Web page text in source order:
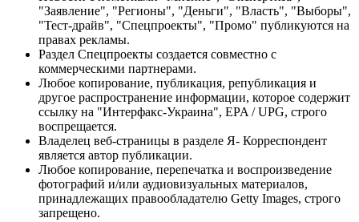
"Заявление", "Регионы", "Деньги", "Власть", "Выборы",
"Тест-драйв", "Спецпроекты", "Промо" публикуются на
правах рекламы.
Раздел Спецпроекты создается совместно с
коммерческими партнерами.
Любое копирование, публикация, републикация и
другое распространение информации, которое содержит
ссылку на "Интерфакс-Украина", EPA / UPG, строго
воспрещается.
Владелец веб-страницы в разделе Я- Корреспондент
является автор публикации.
Любое копирование, перепечатка и воспроизведение
фотографий и/или аудиовизуальных материалов,
принадлежащих правообладателю Getty Images, строго
запрещено.